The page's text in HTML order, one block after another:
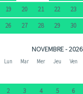
19
20 21 22 23
26
27 28 29 30
NOVEMBRE - 2026
Lun Mar Mer Jeu Ven
2
3 4 5 6